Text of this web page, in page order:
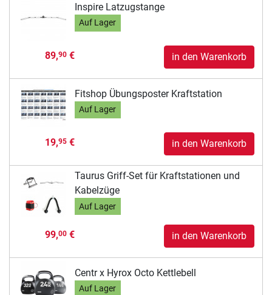
Inspire Latzugstange
Auf Lager
89,90€ in den Warenkorb
Fitshop Übungsposter Kraftstation
Auf Lager
19,95€ in den Warenkorb
Taurus Griff-Set für Kraftstationen und
Kabelzüge
Auf Lager
99,00€ in den Warenkorb
Centr x Hyrox Octo Kettlebell
Auf Lager